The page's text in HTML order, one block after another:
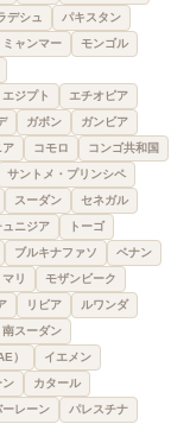
デシュ
パキスタン
ミャンマー
モンゴル
エジプト
エチオピア
ガボン
ガンビア
ア コモロ
コンゴ共和国
サントメ・プリンシペ
スーダン
セネガル
ュニジア
トーゴ
ブルキナファソ
ベナン
マリ
モザンビーク
リビア
ルワンダ
南スーダン
）
イエメン
ン
カタール
ーレーン パレスチナ